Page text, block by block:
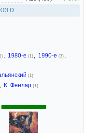
, 1980-е (1) , 1990-е (3) ,
(1)
, К. Фенлар (1)